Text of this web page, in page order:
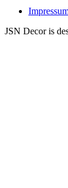
JSN Decor is